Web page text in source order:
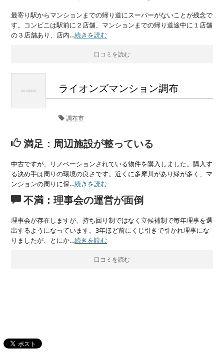
最寄り駅からマンションまでの帰り道にスーパーがないことが残念で
す。コンビニは駅前に２店舗、マンションまでの帰り道途中に１店舗
の３店舗あり、店内…続きを読む
口コミを読む
ライオンズマンション調布
調布市
満足：周辺施設が整っている
中古ですが、リノベーションされている物件を購入しました。購入す
る決め手は周りの環境の良さです。近くに多摩川があり緑が多く、マ
ンションの周りに保…続きを読む
不満：理事会の運営が面倒
理事会が存在しますが、持ち回り制ではなく立候補制で毎年理事を選
出するようになっています。3年ほど前にくじ引きで引かれ理事にな
りましたが、とにか…続きを読む
口コミを読む